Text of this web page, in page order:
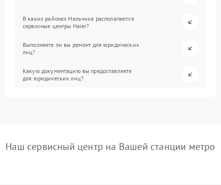
В каких районах Нальчика располагаются
сервисные центры Haier?
Выполняете ли вы ремонт для юридических
лиц?
Какую документацию вы предоставляете
для юридических лиц?
Наш сервисный центр на Вашей станции метро